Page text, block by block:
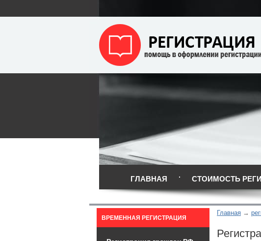
ГЛАВНАЯ СТОИМОСТЬ
Главная
ВРЕМЕННАЯ РЕГИСТРАЦИЯ